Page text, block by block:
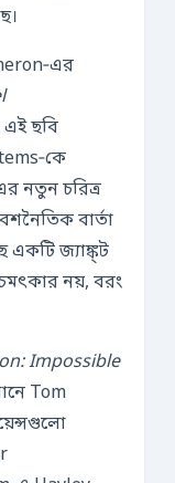
ছবি
নতুন চরিত্র
বার্তা
একটি জ্যাঙ্ক্ট
চমৎকার নয়, বরং
Impossible
Tom